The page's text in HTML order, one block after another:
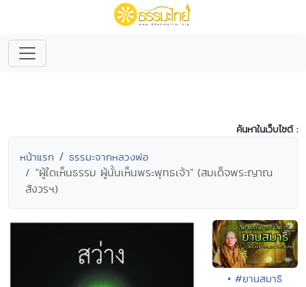
ค้นหาในเว็บไซต์ :
หน้าแรก ธรรมะจากหลวงพ่อ
"ผู้ใดเห็นธรรม ผู้นั้นเห็นพระพุทธเจ้า" (สมเด็จพระญาณ
สังวรฯ)
• #ยานสมาธิ